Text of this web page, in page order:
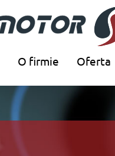
O firmie Oferta